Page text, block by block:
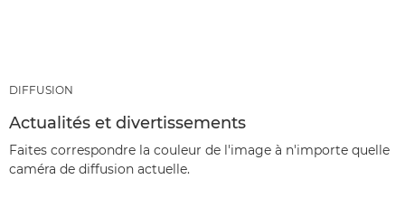
DIFFUSION
Actualités et divertissements
Faites correspondre la couleur de l'image à n'importe quelle
caméra de diffusion actuelle.